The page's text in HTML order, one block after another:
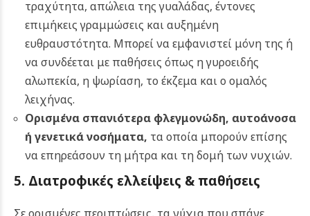
τραχύτητα, απώλεια της γυαλάδας, έντονες
επιμήκεις γραμμώσεις και αυξημένη
ευθραυστότητα. Μπορεί να εμφανιστεί μόνη της ή
να συνδέεται με παθήσεις όπως η γυροειδής
αλωπεκία, η ψωρίαση, το έκζεμα και ο ομαλός
λειχήνας.
Ορισμένα σπανιότερα φλεγμονώδη, αυτοάνοσα
ή γενετικά νοσήματα, τα οποία μπορούν επίσης
να επηρεάσουν τη μήτρα και τη δομή των νυχιών.
5. Διατροφικές ελλείψεις & παθήσεις